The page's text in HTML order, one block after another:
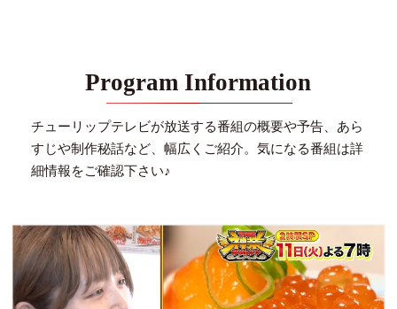
Program Information
チューリップテレビが放送する番組の概要や予告、あら
すじや制作秘話など、幅広くご紹介。 気になる番組は詳
細情報をご確認下さい♪